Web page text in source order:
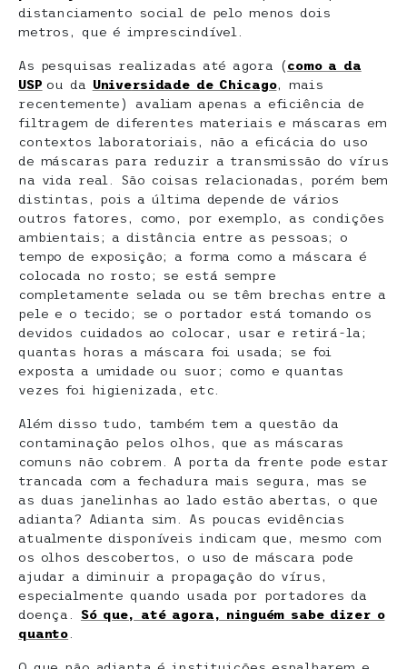
distanciamento social de pelo menos dois
metros, que é imprescindível.
As pesquisas realizadas até agora (como a da
USP ou da Universidade de Chicago, mais
recentemente) avaliam apenas a eficiência de
filtragem de diferentes materiais e máscaras em
contextos laboratoriais, não a eficácia do uso
de máscaras para reduzir a transmissão do vírus
na vida real. São coisas relacionadas, porém bem
distintas, pois a última depende de vários
outros fatores, como, por exemplo, as condições
ambientais; a distância entre as pessoas; o
tempo de exposição; a forma como a máscara é
colocada no rosto; se está sempre
completamente selada ou se têm brechas entre a
pele e o tecido; se o portador está tomando os
devidos cuidados ao colocar, usar e retirá-la;
quantas horas a máscara foi usada; se foi
exposta a umidade ou suor; como e quantas
vezes foi higienizada, etc.
Além disso tudo, também tem a questão da
contaminação pelos olhos, que as máscaras
comuns não cobrem. A porta da frente pode estar
trancada com a fechadura mais segura, mas se
as duas janelinhas ao lado estão abertas, o que
adianta? Adianta sim. As poucas evidências
atualmente disponíveis indicam que, mesmo com
os olhos descobertos, o uso de máscara pode
ajudar a diminuir a propagação do vírus,
especialmente quando usada por portadores da
doença. Só que,
até agora, ninguém sabe dizer o
quanto